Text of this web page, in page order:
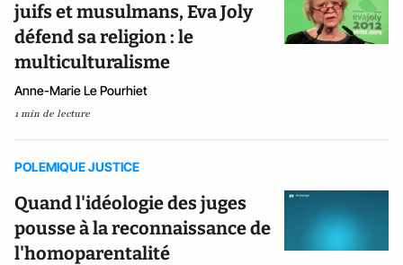
juifs et musulmans, Eva Joly
défend sa religion : le
multiculturalisme
Anne-Marie Le Pourhiet
1 min de lecture
POLEMIQUE JUSTICE
Quand l'idéologie des juges
pousse à la reconnaissance de
l'homoparentalité